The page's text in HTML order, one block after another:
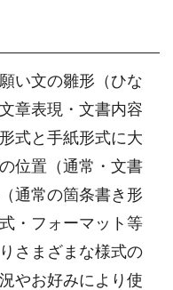
い文の雛形（ひな
章表現・文書内容
式と手紙形式に大
位置（通常・文書
通常の箇条書き形
・フォーマット等
さまざまな様式の
やお好みにより使